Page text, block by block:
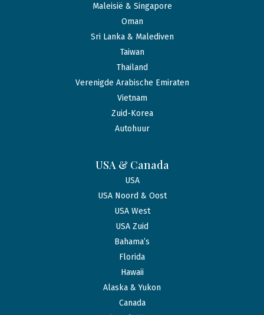
Maleisië & Singapore
Oman
Sri Lanka & Malediven
Taiwan
Thailand
Verenigde Arabische Emiraten
Vietnam
Zuid-Korea
Autohuur
USA & Canada
USA
USA Noord & Oost
USA West
USA Zuid
Bahama’s
Florida
Hawaii
Alaska & Yukon
Canada